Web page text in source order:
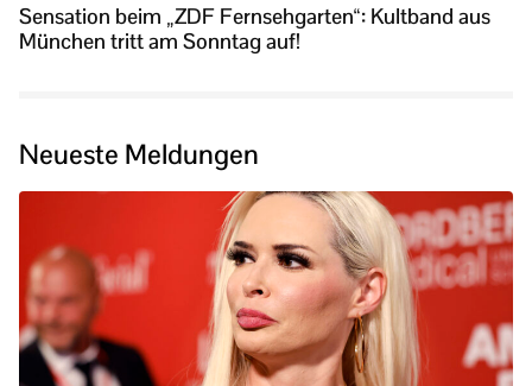
Sensation beim „ZDF Fernsehgarten“: Kultband aus
München tritt am Sonntag auf!
Neueste Meldungen